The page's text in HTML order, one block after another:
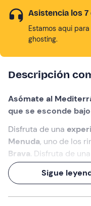
Asistencia los 7
Estamos aqui
ghosting.
Descripción
Asómate al
que se esconde
Disfruta de una
Menuda, uno de los
Brava. Disfruta de
los fondos rocosos
acuario natural
Ponte las aletas y
Sigue